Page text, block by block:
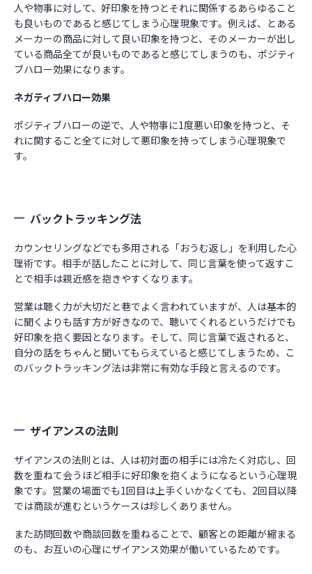
人や物事に対して、好印象を持つとそれに関係するあらゆること
も良いものであると感じてしまう心理現象です。例えば、とある
メーカーの商品に対して良い印象を持つと、そのメーカーが出し
ている商品全てが良いものであると感じてしまうのも、ポジティ
ブハロー効果になります。
ネガティブハロー効果
ポジティブハローの逆で、人や物事に1度悪い印象を持つと、そ
れに関すること全てに対して悪印象を持ってしまう心理現象で
す。
バックトラッキング法
カウンセリングなどでも多用される「おうむ返し」を利用した心
理術です。相手が話したことに対して、同じ言葉を使って返すこ
とで相手は親近感を抱きやすくなります。
営業は聴く力が大切だと巷でよく言われていますが、人は基本的
に聞くよりも話す方が好きなので、聴いてくれるというだけでも
好印象を抱く要因となります。そして、同じ言葉で返されると、
自分の話をちゃんと聞いてもらえていると感じてしまうため、こ
のバックトラッキング法は非常に有効な手段と言えるのです。
ザイアンスの法則
ザイアンスの法則とは、人は初対面の相手には冷たく対応し、回
数を重ねて会うほど相手に好印象を抱くようになるという心理現
象です。営業の場面でも1回目は上手くいかなくても、2回目以降
では商談が進むというケースは珍しくありません。
また訪問回数や商談回数を重ねることで、顧客との距離が縮まる
のも、お互いの心理にザイアンス効果が働いているためです。